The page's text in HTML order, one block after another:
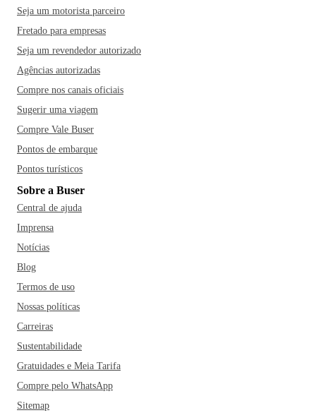
Seja um motorista parceiro
Fretado para empresas
Seja um revendedor autorizado
Agências autorizadas
Compre nos canais oficiais
Sugerir uma viagem
Compre Vale Buser
Pontos de embarque
Pontos turísticos
Sobre a Buser
Central de ajuda
Imprensa
Notícias
Blog
Termos de uso
Nossas políticas
Carreiras
Sustentabilidade
Gratuidades e Meia Tarifa
Compre pelo WhatsApp
Sitemap